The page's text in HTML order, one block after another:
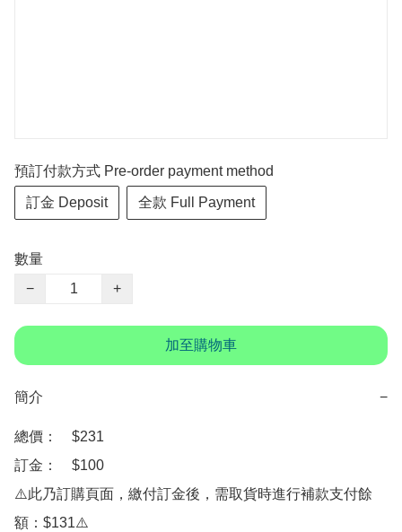
預訂付款方式 Pre-order payment method
訂金 Deposit 全款 Full Payment
數量
−
+
加至購物車
簡介 −
總價：　$231
訂金：　$100
⚠️此乃訂購頁面，繳付訂金後，需取貨時進行補款支付餘
額：$131⚠️